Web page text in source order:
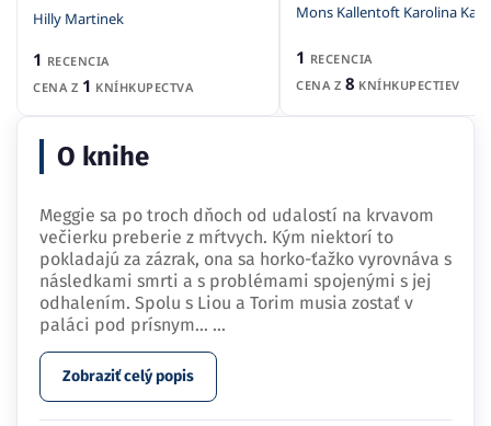
Hilly Martinek
1 RECENCIA
CENA Z 1 KNÍHKUPECTVA
Mons Kallentoft Karolina
1 RECENCIA
CENA Z 8 KNÍHKUPECTIEV
O knihe
Meggie sa po troch dňoch od udalostí na krvavom
večierku preberie z mŕtvych. Kým niektorí to
pokladajú za zázrak, ona sa horko-ťažko vyrovnáva s
následkami smrti a s problémami spojenými s jej
odhalením. Spolu s Liou a Torim musia zostať v
paláci pod prísnym… ...
Zobraziť celý popis